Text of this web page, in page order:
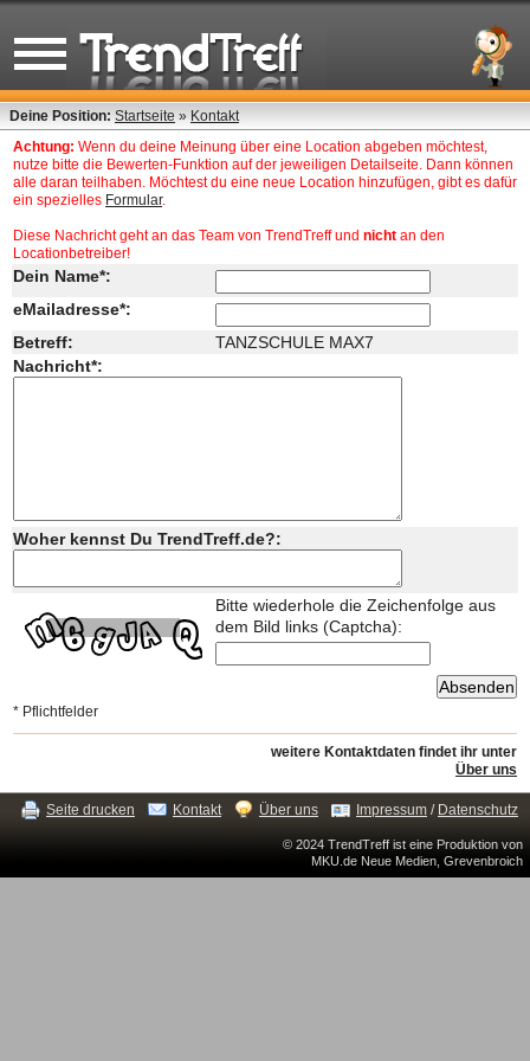
Deine Position: Startseite » Kontakt
Achtung: Wenn du deine Meinung über eine Location abgeben möchtest,
nutze bitte die Bewerten-Funktion auf der jeweiligen Detailseite. Dann können
alle daran teilhaben. Möchtest du eine neue Location hinzufügen, gibt es dafür
ein spezielles Formular.
Diese Nachricht geht an das Team von TrendTreff und nicht an den
Locationbetreiber!
Dein Name*:
eMailadresse*:
Betreff:
TANZSCHULE MAX7
Nachricht*:
Woher kennst Du TrendTreff.de?:
Bitte wiederhole die Zeichenfolge aus
dem Bild links (Captcha):
* Pflichtfelder
weitere Kontaktdaten findet ihr unter
Über uns
Seite drucken Kontakt Über uns Impressum / Datenschutz
© 2024 TrendTreff ist eine Produktion von
MKU.de Neue Medien, Grevenbroich